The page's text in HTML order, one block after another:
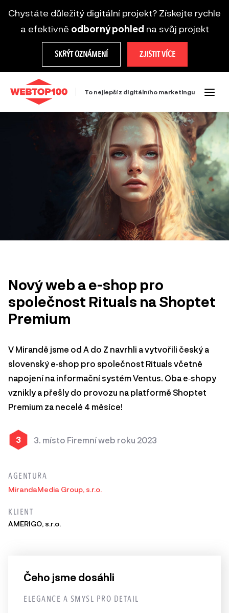
Chystáte důležitý digitální projekt? Získejte rychle
a efektivně odborný pohled na svůj projekt
SKRÝT OZNÁMENÍ ZJISTIT VÍCE
To nejlepší z digitálního marketingu
Nový web a e-shop pro
společnost Rituals na Shoptet
Premium
V Mirandě jsme od A do Z navrhli a vytvořili český a
slovenský e‑shop pro společnost Rituals včetně
napojení na informační systém Ventus. Oba e‑shopy
vznikly a přešly do provozu na platformě Shoptet
Premium za necelé 4 měsíce!
3 3. místo Firemní web roku 2023
AGENTURA
MirandaMedia Group, s.r.o.
KLIENT
AMERIGO, s.r.o.
Čeho jsme dosáhli
ELEGANCE A SMYSL PRO DETAIL